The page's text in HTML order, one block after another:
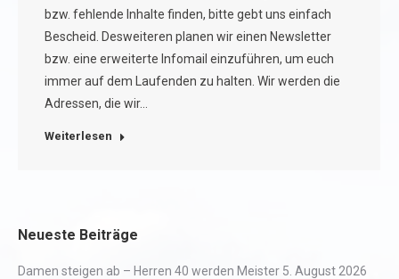
bzw. fehlende Inhalte finden, bitte gebt uns einfach
Bescheid. Desweiteren planen wir einen Newsletter
bzw. eine erweiterte Infomail einzuführen, um euch
immer auf dem Laufenden zu halten. Wir werden die
Adressen, die wir…
Weiterlesen
Neueste Beiträge
Damen steigen ab – Herren 40 werden Meister 5. August 2026